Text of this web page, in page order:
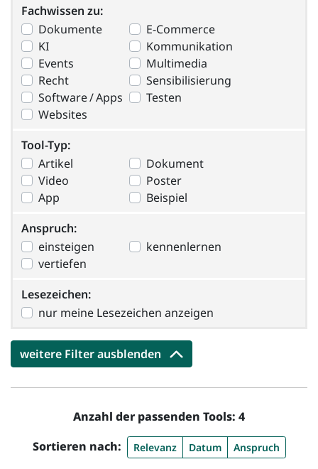
Fachwissen zu
Fachwissen zu:
Dokumente
E-Commerce
KI
Kommunikation
Events
Multimedia
Recht
Sensibilisierung
Software / Apps
Testen
Websites
Tool-Typ
Tool-Typ:
Artikel
Dokument
Video
Poster
App
Beispiel
Anspruch
Anspruch:
einsteigen
kennenlernen
vertiefen
Lesezeichen:
Lesezeichen:
nur meine Lesezeichen anzeigen
weitere Filter ausblenden
Anzahl der passenden Tools: 4
Sortieren nach:
Relevanz Datum Anspruch